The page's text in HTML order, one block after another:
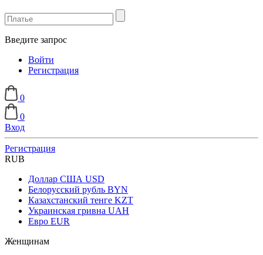
Введите запрос
Войти
Регистрация
0
0
Вход
Регистрация
RUB
Доллар США USD
Белорусский рубль BYN
Казахстанский тенге KZT
Украинская гривна UAH
Евро EUR
Женщинам